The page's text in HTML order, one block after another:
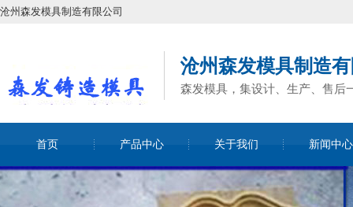
沧州森发模具制造有限公司
沧州森发模具制造
森发模具，集设计、生产、售后
首页 产品中心 关于我们 新闻中心